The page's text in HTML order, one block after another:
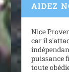
AIDEZ
Nice
car il
puissance
toute